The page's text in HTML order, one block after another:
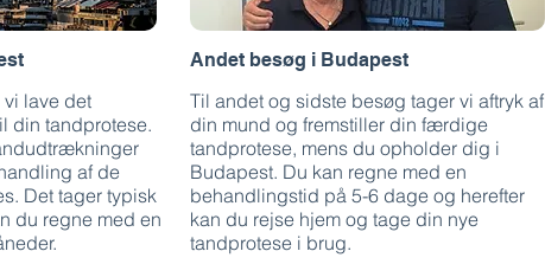
lave det
din tandprotese.
af de
Det tager typisk
du regne med en
Andet besøg i Budapest
Til andet og sidste besøg tager vi aftryk af
din mund og fremstiller din færdige
tandprotese, mens du opholder dig i
Budapest. Du kan regne med en
behandlingstid på 5-6 dage og herefter
kan du rejse hjem og tage din nye
tandprotese i brug.